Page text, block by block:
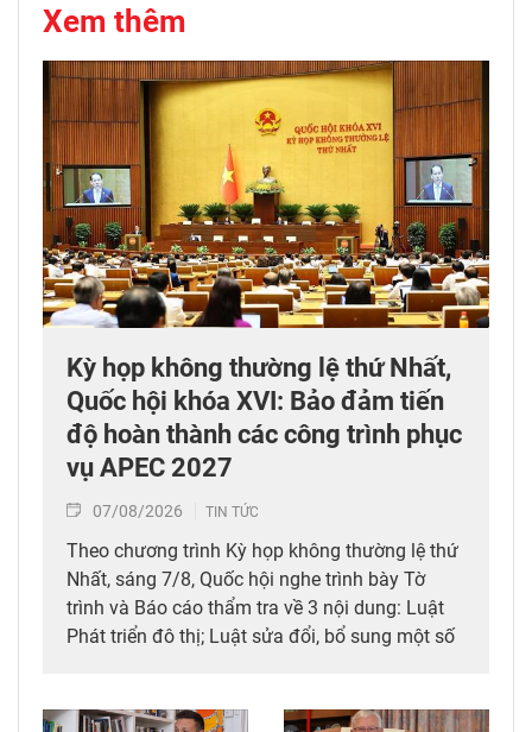
Xem thêm
Kỳ họp không thường lệ thứ Nhất,
Quốc hội khóa XVI: Bảo đảm tiến
độ hoàn thành các công trình phục
vụ APEC 2027
07/08/2026 TIN TỨC
Theo chương trình Kỳ họp không thường lệ thứ
Nhất, sáng 7/8, Quốc hội nghe trình bày Tờ
trình và Báo cáo thẩm tra về 3 nội dung: Luật
Phát triển đô thị; Luật sửa đổi, bổ sung một số
nghiệp và môi trường; Luật sửa đổi, bổ sung